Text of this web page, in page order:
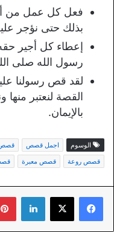
فعل كل عمل من
بذلك حتى نؤجر
إعطاء كل أجير
رسول الله صلى
لقد قص رسولنا
القصة لنعتبر
بالإيمان.
الوسوم اجمل قصص قصص
قصص روعة
قصص معبرة